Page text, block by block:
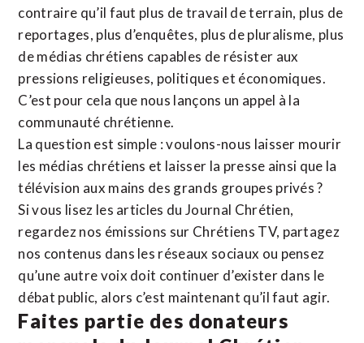
contraire qu’il faut plus de travail de terrain, plus de
reportages, plus d’enquêtes, plus de pluralisme, plus
de médias chrétiens capables de résister aux
pressions religieuses, politiques et économiques.
C’est pour cela que nous lançons un appel à la
communauté chrétienne.
La question est simple : voulons-nous laisser mourir
les médias chrétiens et laisser la presse ainsi que la
télévision aux mains des grands groupes privés ?
Si vous lisez les articles du Journal Chrétien,
regardez nos émissions sur Chrétiens TV, partagez
nos contenus dans les réseaux sociaux ou pensez
qu’une autre voix doit continuer d’exister dans le
débat public, alors c’est maintenant qu’il faut agir.
Faites partie des donateurs